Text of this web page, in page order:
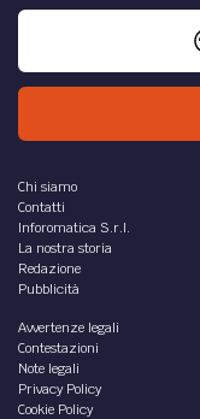
Chi siamo
Contatti
Inforomatica S.r.l.
La nostra storia
Redazione
Pubblicità
Avvertenze legali
Contestazioni
Note legali
Privacy Policy
Cookie Policy